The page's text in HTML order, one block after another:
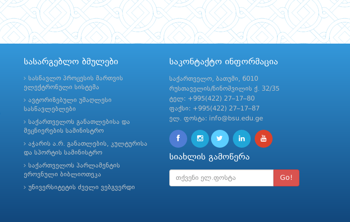
სასარგებლო ბმულები
სასწავლო პროცესის მართვის
ელექტრონული სისტემა
ავტორიზებული უმაღლესი
სასწავლებლები
საქართველოს განათლებისა და
მეცნიერების სამინისტრო
აჭარის ა.რ. განათლების, კულტურისა
და სპორტის სამინისტრო
საქართველოს პარლამენტის
ეროვნული ბიბლიოთეკა
უნივერსიტეტის ძველი ვებგვერდი
საკონტაქტო ინფორმაცია
საქართველო, ბათუმი, 6010
რუსთაველის/ნინოშვილის ქ. 32/35
ტელ: +995(422) 27–17–80
ფაქსი: +995(422) 27–17–87
ელ. ფოსტა: info@bsu.edu.ge
სიახლის გამოწერა
Go!